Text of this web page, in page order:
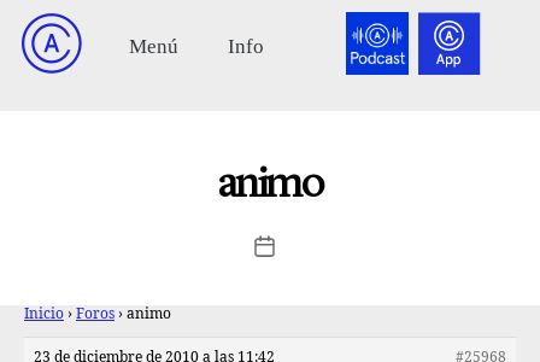
animo
Inicio › Foros › animo
23 de diciembre de 2010 a las 11:42
#25968